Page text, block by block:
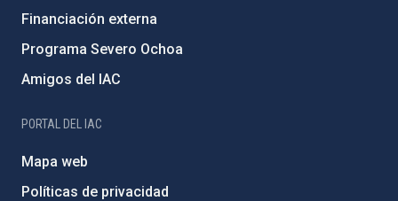
Financiación externa
Programa Severo Ochoa
Amigos del IAC
PORTAL DEL IAC
Mapa web
Políticas de privacidad